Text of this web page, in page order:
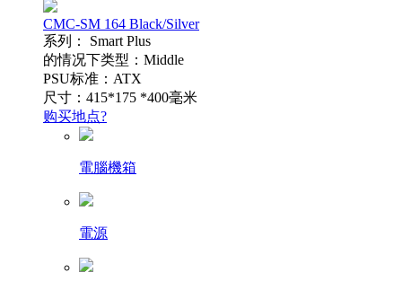
CMC-SM 164 Black/Silver
系列： Smart Plus
的情况下类型：Middle
PSU标准：ATX
尺寸：415*175 *400毫米
购买地点?
電腦機箱
電源